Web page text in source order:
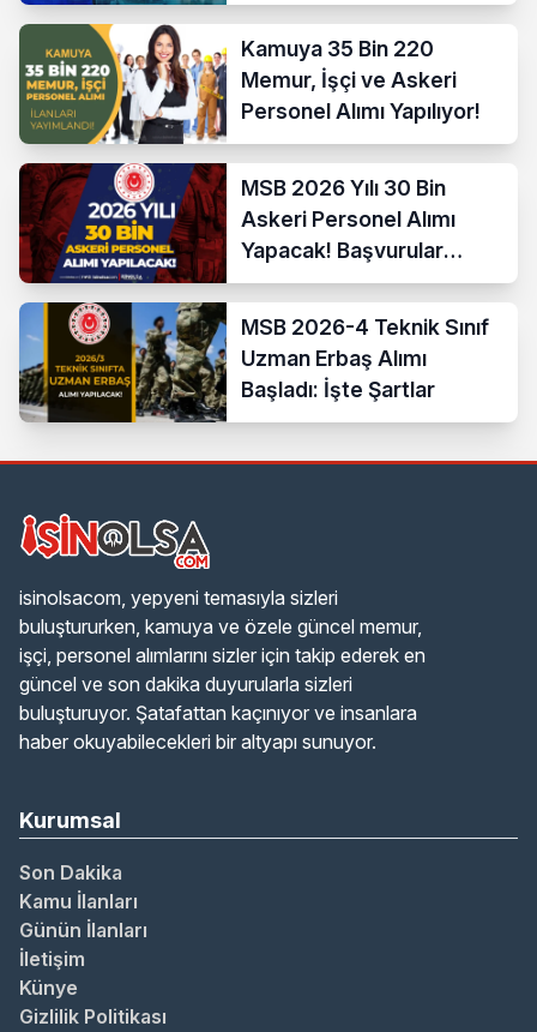
Kamuya 35 Bin 220
Memur, İşçi ve Askeri
Personel Alımı Yapılıyor!
MSB 2026 Yılı 30 Bin
Askeri Personel Alımı
Yapacak! Başvurular
Başladı
MSB 2026-4 Teknik Sınıf
Uzman Erbaş Alımı
Başladı: İşte Şartlar
isinolsacom, yepyeni temasıyla sizleri
buluştururken, kamuya ve özele güncel memur,
işçi, personel alımlarını sizler için takip ederek en
güncel ve son dakika duyurularla sizleri
buluşturuyor. Şatafattan kaçınıyor ve insanlara
haber okuyabilecekleri bir altyapı sunuyor.
Kurumsal
Son Dakika
Kamu İlanları
Günün İlanları
İletişim
Künye
Gizlilik Politikası